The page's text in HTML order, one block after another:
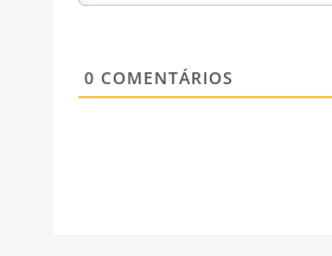
0 COMENTÁRIOS